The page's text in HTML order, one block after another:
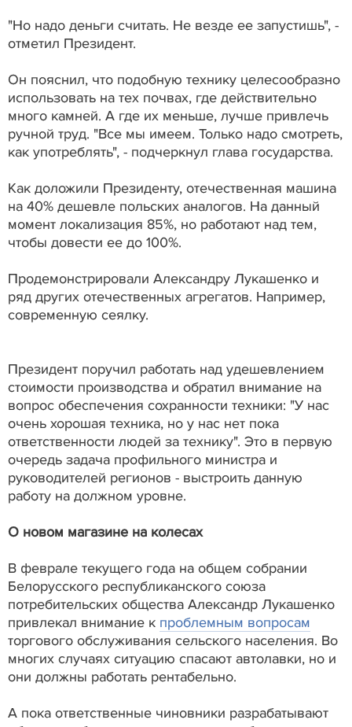
"Но надо деньги считать. Не везде ее запустишь", -
отметил Президент.
Он пояснил, что подобную технику целесообразно
использовать на тех почвах, где действительно
много камней. А где их меньше, лучше привлечь
ручной труд. "Все мы имеем. Только надо смотреть,
как употреблять", - подчеркнул глава государства.
Как доложили Президенту, отечественная машина
на 40% дешевле польских аналогов. На данный
момент локализация 85%, но работают над тем,
чтобы довести ее до 100%.
Продемонстрировали Александру Лукашенко и
ряд других отечественных агрегатов. Например,
современную сеялку.
Президент поручил работать над удешевлением
стоимости производства и обратил внимание на
вопрос обеспечения сохранности техники: "У нас
очень хорошая техника, но у нас нет пока
ответственности людей за технику". Это в первую
очередь задача профильного министра и
руководителей регионов - выстроить данную
работу на должном уровне.
О новом магазине на колесах
В феврале текущего года на общем собрании
Белорусского республиканского союза
потребительских общества Александр Лукашенко
привлекал внимание к проблемным вопросам
торгового обслуживания сельского населения. Во
многих случаях ситуацию спасают автолавки, но и
они должны работать рентабельно.
А пока ответственные чиновники разрабатывают